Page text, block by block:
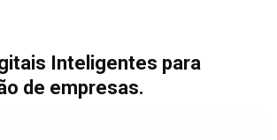
Inteligentes para
de empresas.